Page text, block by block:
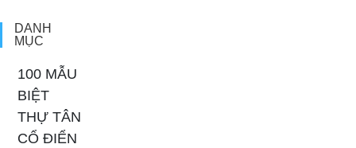
DANH
MỤC
100 MẪU
BIỆT
THỰ TÂN
CỔ ĐIỂN